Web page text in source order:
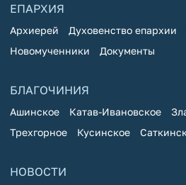
ЕПАРХИЯ
Архиерей Духовенство епархии
Новомученники
Документы
БЛАГОЧИНИЯ
Ашинское Катав-Ивановское
Трехгорное
Кусинское
НОВОСТИ